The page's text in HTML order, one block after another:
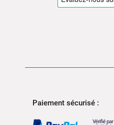
Paiement sécurisé :